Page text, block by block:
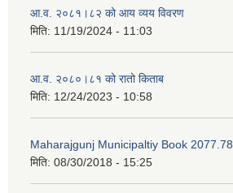
आ.व. २०८१।८२ को आय व्यय विवरण
मिति: 11/19/2024 - 11:03
आ.व. २०८०।८१ को रातो किताब
मिति: 12/24/2023 - 10:58
Maharajgunj Municipaltiy Book 2077.78
मिति: 08/30/2018 - 15:25